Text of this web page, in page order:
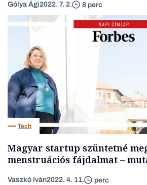
Gólya Ági2022. 7. 2. 8 perc
Tech
Magyar startup szüntetné
menstruációs fájdalmat –
Vaszkó Iván2022. 4. 11. perc